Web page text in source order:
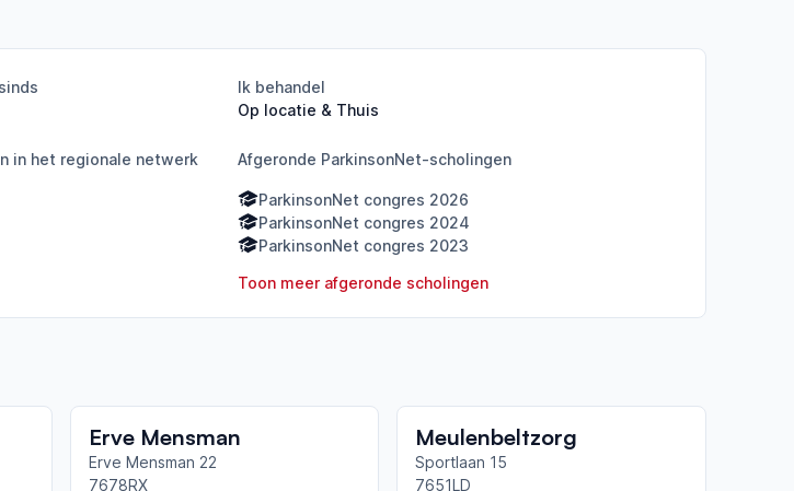
Ik behandel
Op locatie & Thuis
in het regionale netwerk
Afgeronde ParkinsonNet-scholingen
ParkinsonNet congres 2026
ParkinsonNet congres 2024
ParkinsonNet congres 2023
Toon meer afgeronde scholingen
Erve Mensman
Erve Mensman 22
7678RX
Meulenbeltzorg
Sportlaan 15
7651LD